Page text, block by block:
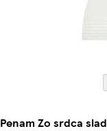
Penam Zo srdca